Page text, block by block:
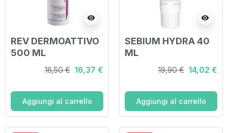
visibility
REV DERMOATTIVO
500 ML
16,50 € 16,37 €
Aggiungi al carrello
visibility
SEBIUM HYDRA 40
ML
19,90 € 14,02 €
Aggiungi al carrello